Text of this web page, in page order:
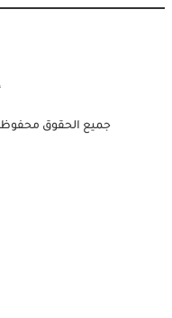
جميع الحقوق محفوظة © 2026 – 2013 | مدونة عرب فون